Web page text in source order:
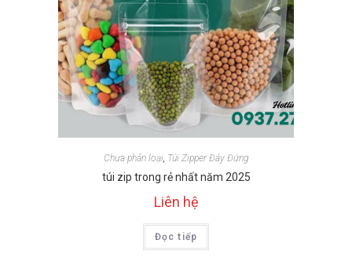
Chưa phân loại Túi Zipper Đáy Đứng
túi zip trong rẻ nhất năm 2025
Liên hệ
Đọc tiếp